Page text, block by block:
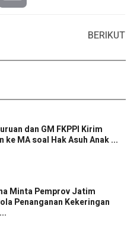
BERIKUT
dan GM FKPPI Kirim
ke MA soal Hak Asuh Anak ...
Minta Pemprov Jatim
Penanganan Kekeringan